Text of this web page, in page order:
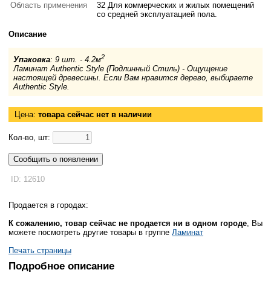
Область применения
32 Для коммерческих и жилых помещений
со средней эксплуатацией пола.
Описание
Упаковка: 9 шт. - 4.2м2
Ламинат Authentic Style (Подлинный Стиль) - Ощущение
настоящей древесины. Если Вам нравится дерево, выбираете
Authentic Style.
Цена: товара сейчас нет в наличии
Кол-во, шт:
Сообщить о появлении
ID: 12610
Продается в городах:
К сожалению, товар сейчас не продается ни в одном городе, Вы
можете посмотреть другие товары в группе Ламинат
Печать страницы
Подробное описание